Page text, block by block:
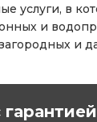
услуги, в
и
и